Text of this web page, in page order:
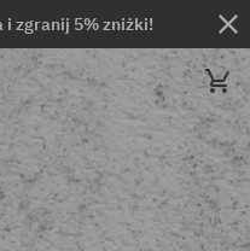
i zgranij 5% zniżki!